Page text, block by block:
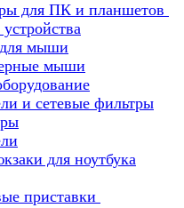
для ПК и планшетов
мыши
мыши
и сетевые фильтры
для ноутбука
приставки